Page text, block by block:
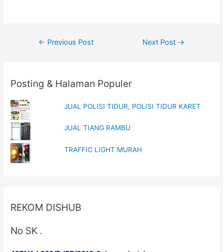
w
Post
← Previous Post Next Post →
Posting & Halaman Populer
JUAL POLISI TIDUR, POLISI TIDUR KARET
JUAL TIANG RAMBU
TRAFFIC LIGHT MURAH
REKOM DISHUB
No SK .